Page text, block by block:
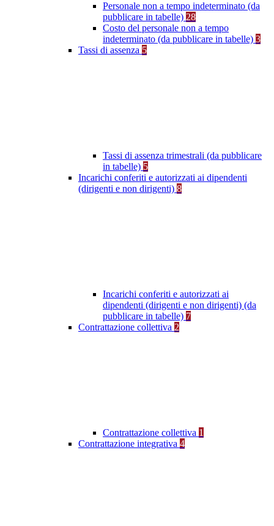
Personale non a tempo indeterminato (da
pubblicare in tabelle) 28
Costo del personale non a tempo
indeterminato (da pubblicare in tabelle) 3
Tassi di assenza 5
Tassi di assenza trimestrali (da pubblicare
in tabelle) 5
Incarichi conferiti e autorizzati ai dipendenti
(dirigenti e non dirigenti) 8
Incarichi conferiti e autorizzati ai
dipendenti (dirigenti e non dirigenti) (da
pubblicare in tabelle) 7
Contrattazione collettiva 2
Contrattazione collettiva 1
Contrattazione integrativa 4